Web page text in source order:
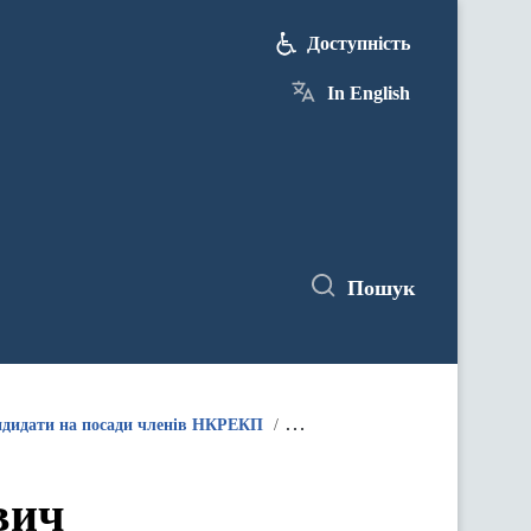
Доступність
In English
Пошук
на посади членів НКРЕКП Кандидати на посаду члена